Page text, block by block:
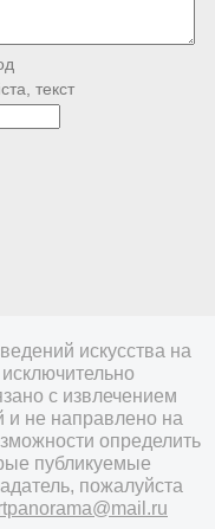
текст
искусства на
с извлечением
и не направлено на
определить
публикуемые
пожалуйста